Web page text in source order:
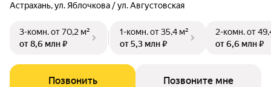
Астрахань, ул. Яблочкова / ул. Августовская
3-комн.от 70,2 м²
от 8,6 млн ₽
1-комн.от 35,4 м²
от 5,3 млн ₽
2-комн.от
от 6,6 млн ₽
Позвонить Позвоните мне